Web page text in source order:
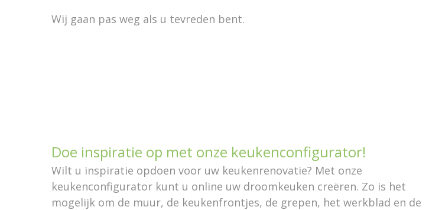
Wij gaan pas weg als u tevreden bent.
Doe inspiratie op met onze keukenconfigurator!
Wilt u inspiratie opdoen voor uw keukenrenovatie? Met onze
keukenconfigurator kunt u online uw droomkeuken creëren. Zo is het
mogelijk om de muur, de keukenfrontjes, de grepen, het werkblad en de